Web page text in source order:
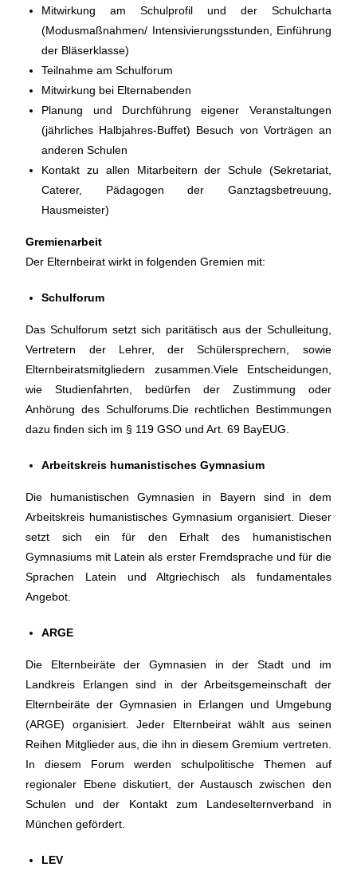
Mitwirkung am Schulprofil und der Schulcharta
(Modusmaßnahmen/ Intensivierungsstunden, Einführung
der Bläserklasse)
Teilnahme am Schulforum
Mitwirkung bei Elternabenden
Planung und Durchführung eigener Veranstaltungen
(jährliches Halbjahres-Buffet) Besuch von Vorträgen an
anderen Schulen
Kontakt zu allen Mitarbeitern der Schule (Sekretariat,
Caterer, Pädagogen der Ganztagsbetreuung,
Hausmeister)​
Gremienarbeit
Der Elternbeirat wirkt in folgenden Gremien mit:
Schulforum
Das Schulforum setzt sich paritätisch aus der Schulleitung,
Vertretern der Lehrer, der Schülersprechern, sowie
Elternbeiratsmitgliedern zusammen.Viele Entscheidungen,
wie Studienfahrten, bedürfen der Zustimmung oder
Anhörung des Schulforums.Die rechtlichen Bestimmungen
dazu finden sich im § 119 GSO und Art. 69 BayEUG.
Arbeitskreis humanistisches Gymnasium
​Die humanistischen Gymnasien in Bayern sind in dem
Arbeitskreis humanistisches Gymnasium organisiert. Dieser
setzt sich ein für den Erhalt des humanistischen
Gymnasiums mit Latein als erster Fremdsprache und für die
Sprachen Latein und Altgriechisch als fundamentales
Angebot.
ARGE
Die Elternbeiräte der Gymnasien in der Stadt und im
Landkreis Erlangen sind in der Arbeitsgemeinschaft der
Elternbeiräte der Gymnasien in Erlangen und Umgebung
(ARGE) organisiert. Jeder Elternbeirat wählt aus seinen
Reihen Mitglieder aus, die ihn in diesem Gremium vertreten.
In diesem Forum werden schulpolitische Themen auf
regionaler Ebene diskutiert, der Austausch zwischen den
Schulen und der Kontakt zum Landeselternverband in
München gefördert.
LEV